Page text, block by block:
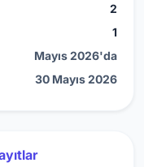
2
1
Mayıs 2026'da
30 Mayıs 2026